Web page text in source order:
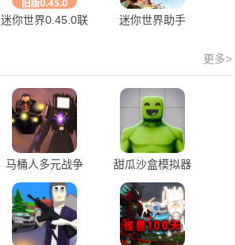
迷你世界0.45.0联
迷你世界助手
更多>
马桶人多元战争
1.1
甜瓜沙盒模拟器
1.05